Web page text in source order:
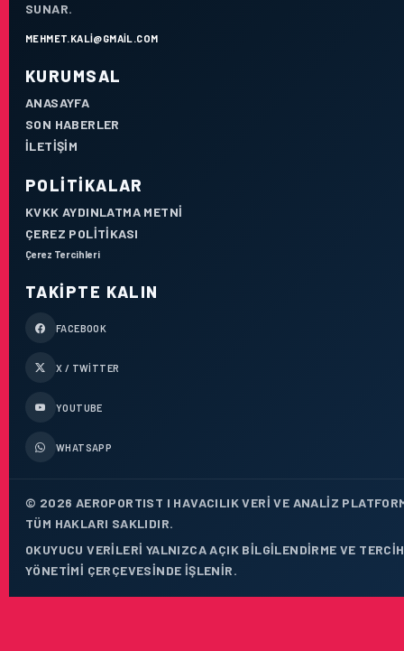
SUNAR.
MEHMET.KALI@GMAIL.COM
KURUMSAL
ANASAYFA
SON HABERLER
İLETIŞIM
POLITIKALAR
KVKK AYDINLATMA METNI
ÇEREZ POLITIKASI
Çerez Tercihleri
TAKIPTE KALIN
FACEBOOK
X / TWITTER
YOUTUBE
WHATSAPP
© 2026 AEROPORTIST I HAVACILIK VERI VE ANALIZ
TÜM HAKLARI SAKLIDIR.
OKUYUCU VERILERI YALNIZCA AÇIK BILGILENDIRME VE TERCIH
YÖNETIMI ÇERÇEVESINDE IŞLENIR.